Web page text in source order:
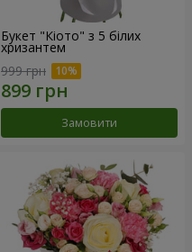
Букет "Кіото" з 5 білих
хризантем
999 грн
Замовити